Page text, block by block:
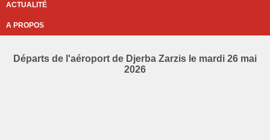
ACTUALITÉ
A PROPOS
Départs de l'aéroport de Djerba Zarzis le mardi 26 mai
2026